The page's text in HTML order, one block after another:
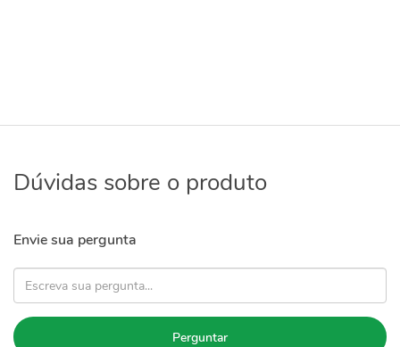
Dúvidas sobre o produto
Envie sua pergunta
Perguntar